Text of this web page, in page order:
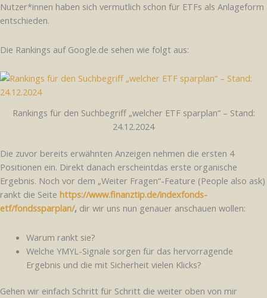
Nutzer*innen haben sich vermutlich schon für ETFs als Anlageform
entschieden.
Die Rankings auf Google.de sehen wie folgt aus:
Rankings für den Suchbegriff „welcher ETF sparplan“ – Stand:
24.12.2024
Die zuvor bereits erwähnten Anzeigen nehmen die ersten 4
Positionen ein. Direkt danach erscheintdas erste organische
Ergebnis. Noch vor dem „Weiter Fragen“-Feature (People also ask)
rankt die Seite https://www.finanztip.de/indexfonds-
etf/fondssparplan/, dir wir uns nun genauer anschauen wollen:
Warum rankt sie?
Welche YMYL-Signale sorgen für das hervorragende
Ergebnis und die mit Sicherheit vielen Klicks?
Gehen wir einfach Schritt für Schritt die weiter oben von mir